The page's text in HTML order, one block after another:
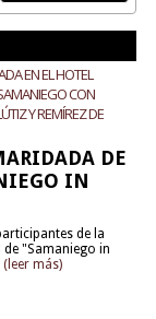
EN EL HOTEL
CON
Y REMÍREZ DE
DE
IN
de la
"Samaniego in
(leer más)